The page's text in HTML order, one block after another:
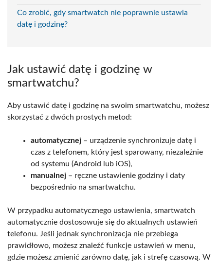
Co zrobić, gdy smartwatch nie poprawnie ustawia
datę i godzinę?
Jak ustawić datę i godzinę w
smartwatchu?
Aby ustawić datę i godzinę na swoim smartwatchu, możesz
skorzystać z dwóch prostych metod:
automatycznej – urządzenie synchronizuje datę i
czas z telefonem, który jest sparowany, niezależnie
od systemu (Android lub iOS),
manualnej – ręczne ustawienie godziny i daty
bezpośrednio na smartwatchu.
W przypadku automatycznego ustawienia, smartwatch
automatycznie dostosowuje się do aktualnych ustawień
telefonu. Jeśli jednak synchronizacja nie przebiega
prawidłowo, możesz znaleźć funkcje ustawień w menu,
gdzie możesz zmienić zarówno datę, jak i strefę czasową. W